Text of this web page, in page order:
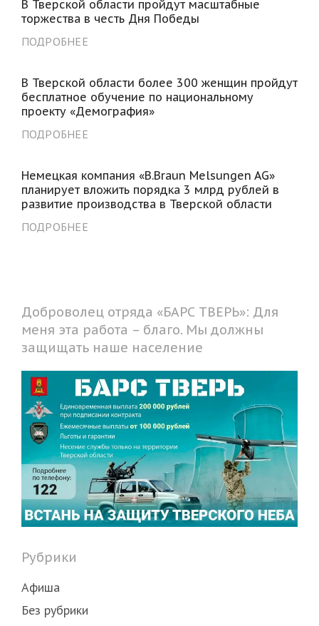
В Тверской области пройдут масштабные
торжества в честь Дня Победы
ПОДРОБНЕЕ
В Тверской области более 300 женщин пройдут
бесплатное обучение по национальному
проекту «Демография»
ПОДРОБНЕЕ
Немецкая компания «B.Braun Melsungen AG»
планирует вложить порядка 3 млрд рублей в
развитие производства в Тверской области
ПОДРОБНЕЕ
Доброволец отряда «БАРС ТВЕРЬ»: Для
меня эта работа – благо. Мы должны
защищать наше население
Рубрики
Афиша
Без рубрики